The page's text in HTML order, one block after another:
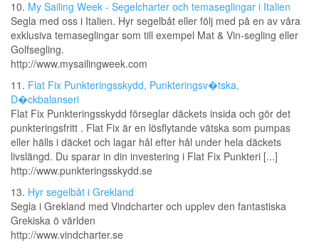
10. My Sailing Week - Segelcharter och temaseglingar i Italien
Segla med oss i Italien. Hyr segelbåt eller följ med på en av våra
exklusiva temaseglingar som till exempel Mat & Vin-segling eller
Golfsegling.
http://www.mysailingweek.com
11. Flat Fix Punkteringsskydd, Punkteringsv�tska,
D�ckbalanseri
Flat Fix Punkteringsskydd förseglar däckets insida och gör det
punkteringsfritt . Flat Fix är en lösflytande vätska som pumpas
eller hälls i däcket och lagar hål efter hål under hela däckets
livslängd. Du sparar in din investering i Flat Fix Punkteri [...]
http://www.punkteringsskydd.se
13. Hyr segelbåt i Grekland
Segla i Grekland med Vindcharter och upplev den fantastiska
Grekiska ö världen
http://www.vindcharter.se